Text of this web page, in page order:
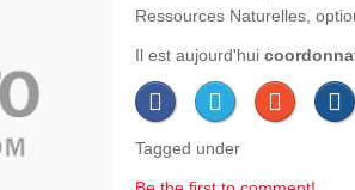
Ressources Naturelles,
Il est aujourd'hui
Tagged under